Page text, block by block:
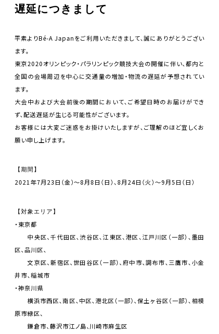
遅延につきまして
平素よりBé-A Japanをご利用いただきまして、誠にありがとうござい
ます。
東京2020オリンピック・パラリンピック競技大会の開催に伴い、都内と
全国の会場周辺を中心に交通量の増加・物流の遅延が予想されてい
ます。
大会中および大会前後の期間において、ご希望日時のお届けができ
ず、配送遅延が生じる可能性がございます。
お客様には大変ご迷惑をお掛けいたしますが、ご理解のほど宜しくお
願い申し上げます。
【期間】
2021年7月23日（金）～8月8日（日）、8月24日（火）～9月5日（日）
【対象エリア】
・東京都
中央区、千代田区、渋谷区、江東区、港区、江戸川区（一部）、墨田
区、品川区、
文京区、新宿区、世田谷区（一部）、府中市、調布市、三鷹市、小金
井市、稲城市
・神奈川県
横浜市西区、南区、中区、港北区（一部）、保土ヶ谷区（一部）、相模
原市緑区、
鎌倉市、藤沢市江ノ島、川崎市麻生区